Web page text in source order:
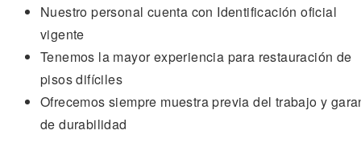
Nuestro personal cuenta con Identificación oficial
vigente
Tenemos la mayor experiencia para restauración de
pisos difíciles
Ofrecemos siempre muestra previa del trabajo y
de durabilidad